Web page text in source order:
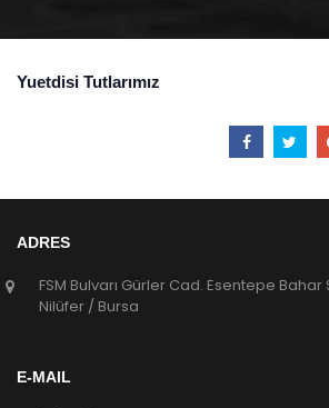
Yuetdisi Tutlarımız
ADRES
FSM Bulvarı Gürler Cad. Esentepe Bahar
Nilüfer / Bursa
E-MAIL